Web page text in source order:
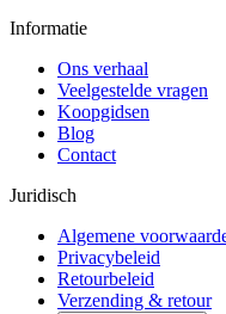
Informatie
Ons verhaal
Veelgestelde vragen
Koopgidsen
Blog
Contact
Juridisch
Algemene
Privacybeleid
Retourbeleid
Verzending & retour